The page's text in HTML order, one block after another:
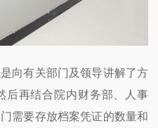
向有关部门及领导讲解了方
后再结合院内财务部、人事
需要存放档案凭证的数量和